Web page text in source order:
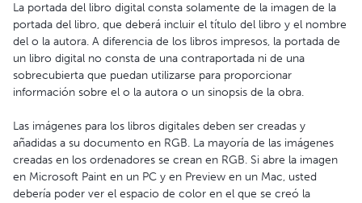
La portada del libro digital consta solamente de la imagen de la
portada del libro, que deberá incluir el título del libro y el nombre
del o la autora. A diferencia de los libros impresos, la portada de
un libro digital no consta de una contraportada ni de una
sobrecubierta que puedan utilizarse para proporcionar
información sobre el o la autora o un sinopsis de la obra.
Las imágenes para los libros digitales deben ser creadas y
añadidas a su documento en RGB. La mayoría de las imágenes
creadas en los ordenadores se crean en RGB. Si abre la imagen
en Microsoft Paint en un PC y en Preview en un Mac, usted
debería poder ver el espacio de color en el que se creó la